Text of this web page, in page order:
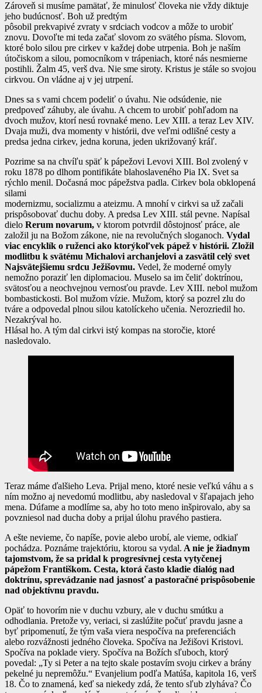
Zároveň si musíme pamätať, že minulosť človeka nie vždy diktuje
jeho budúcnosť. Boh už predtým
pôsobil prekvapivé zvraty v srdciach vodcov a môže to urobiť
znovu. Dovoľte mi teda začať slovom zo svätého písma. Slovom,
ktoré bolo silou pre cirkev v každej dobe utrpenia. Boh je naším
útočiskom a silou, pomocníkom v trápeniach, ktoré nás nesmierne
postihli. Žalm 45, verš dva. Nie sme siroty. Kristus je stále so svojou
cirkvou. On vládne aj v jej utrpení.
Dnes sa s vami chcem podeliť o úvahu. Nie odsúdenie, nie
predpoveď záhuby, ale úvahu. A chcem to urobiť pohľadom na
dvoch mužov, ktorí nesú rovnaké meno. Lev XIII. a teraz Lev XIV.
Dvaja muži, dva momenty v histórii, dve veľmi odlišné cesty a
predsa jedna cirkev, jedna koruna, jeden ukrižovaný kráľ.
Pozrime sa na chvíľu späť k pápežovi Levovi XIII. Bol zvolený v
roku 1878 po dlhom pontifikáte blahoslaveného Pia IX. Svet sa
rýchlo menil. Dočasná moc pápežstva padla. Cirkev bola obklopená
silami
modernizmu, socializmu a ateizmu. A mnohí v cirkvi sa už začali
prispôsobovať duchu doby. A predsa Lev XIII. stál pevne. Napísal
dielo Rerum novarum, v ktorom potvrdil dôstojnosť práce, ale
založil ju na Božom zákone, nie na revolučných sloganoch. Vydal
viac encyklík o ruženci ako ktorýkoľvek pápež v histórii. Zložil
modlitbu k svätému Michalovi archanjelovi a zasvätil celý svet
Najsvätejšiemu srdcu Ježišovmu. Vedel, že moderné omyly
nemožno poraziť len diplomaciou. Muselo sa im čeliť doktrínou,
svätosťou a neochvejnou vernosťou pravde. Lev XIII. nebol mužom
bombastickosti. Bol mužom vízie. Mužom, ktorý sa pozrel zlu do
tváre a odpovedal plnou silou katolíckeho učenia. Nerozriedil ho.
Nezakrýval ho.
Hlásal ho. A tým dal cirkvi istý kompas na storočie, ktoré
nasledovalo.
Teraz máme ďalšieho Leva. Prijal meno, ktoré nesie veľkú váhu a s
ním možno aj nevedomú modlitbu, aby nasledoval v šľapajach jeho
mena. Dúfame a modlíme sa, aby ho toto meno inšpirovalo, aby sa
povzniesol nad ducha doby a prijal úlohu pravého pastiera.
A ešte nevieme, čo napíše, povie alebo urobí, ale vieme, odkiaľ
pochádza. Poznáme trajektóriu, ktorou sa vydal. A nie je žiadnym
tajomstvom, že sa pridal k progresívnej cesta vytyčenej
pápežom Františkom. Cesta, ktorá často kladie dialóg nad
doktrínu, sprevádzanie nad jasnosť a pastoračné prispôsobenie
nad objektívnu pravdu.
Opäť to hovorím nie v duchu vzbury, ale v duchu smútku a
odhodlania. Pretože vy, veriaci, si zaslúžite počuť pravdu jasne a
byť pripomenutí, že tým vaša viera nespočíva na preferenciách
alebo rozvážnosti jedného človeka. Spočíva na Ježišovi Kristovi.
Spočíva na poklade viery. Spočíva na Božích sľuboch, ktorý
povedal: „Ty si Peter a na tejto skale postavím svoju cirkev a brány
pekelné ju nepremôžu.“ Evanjelium podľa Matúša, kapitola 16, verš
18. Čo to znamená, keď sa niekedy zdá, že tento sľub zlyháva? Čo